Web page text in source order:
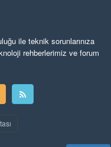
ile teknik sorunlarınıza
rehberlerimiz ve forum